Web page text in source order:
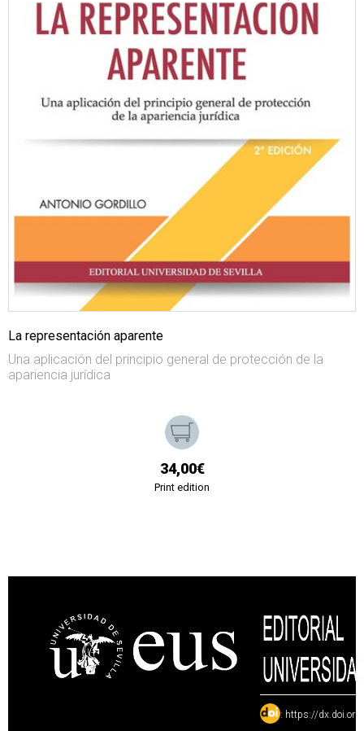
La representación aparente
Una aplicación del principio general de protección de la
apariencia jurídica
34,00€
Print edition
: https://